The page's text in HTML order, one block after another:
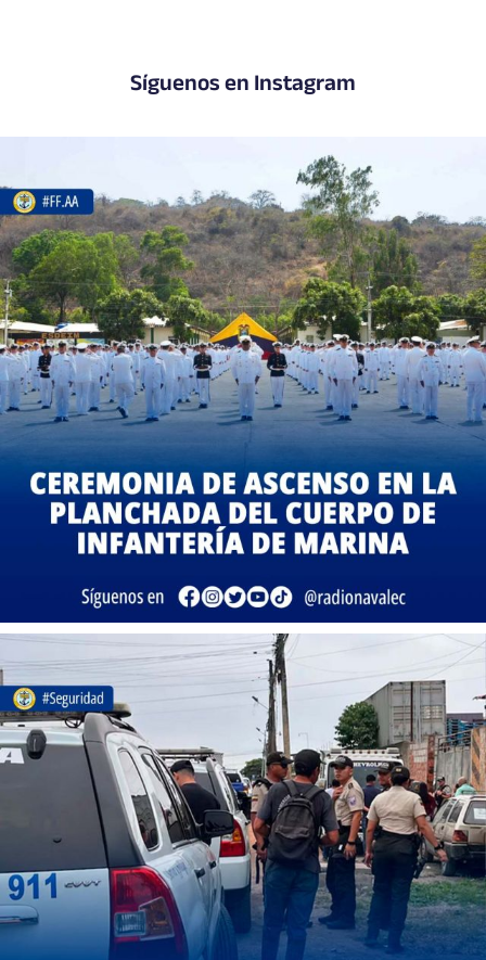
Síguenos en Instagram